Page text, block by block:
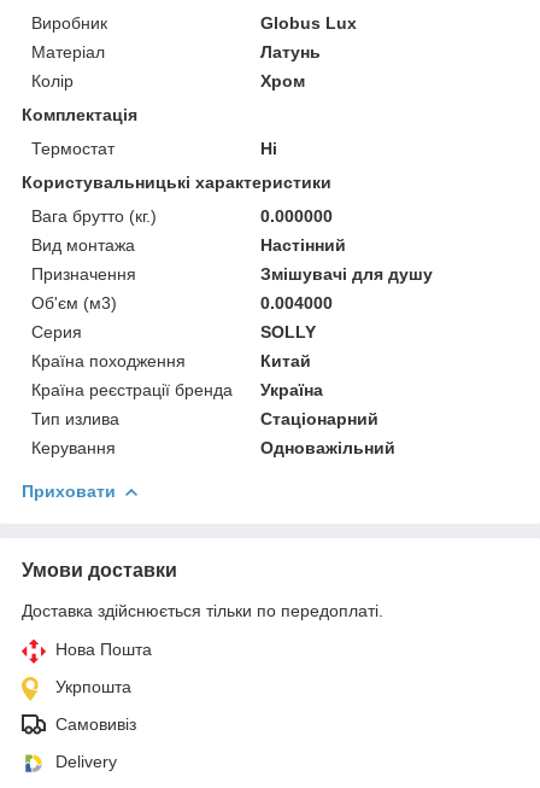
Виробник
Globus Lux
Матеріал
Латунь
Колір
Хром
Комплектація
Термостат
Ні
Користувальницькі характеристики
Вага брутто (кг.)
0.000000
Вид монтажа
Настінний
Призначення
Змішувачі для душу
Об'єм (м3)
0.004000
Серия
SOLLY
Країна походження
Китай
Країна реєстрації бренда
Україна
Тип излива
Стаціонарний
Керування
Одноважільний
Приховати
Умови доставки
Доставка здійснюється тільки по передоплаті.
Нова Пошта
Укрпошта
Самовивіз
Delivery